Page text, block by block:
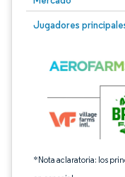
Jugadores
*Nota aclaratoria: los
Imagen © Mordor